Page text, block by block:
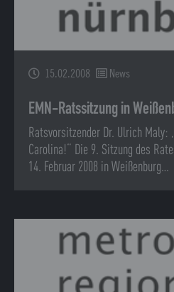
15.02.2008 News
EMN-Ratssitzung in
Ratsvorsitzender Dr. Ulrich Maly:
Carolina!“ Die 9. Sitzung des
14. Februar 2008 in Weißenburg…